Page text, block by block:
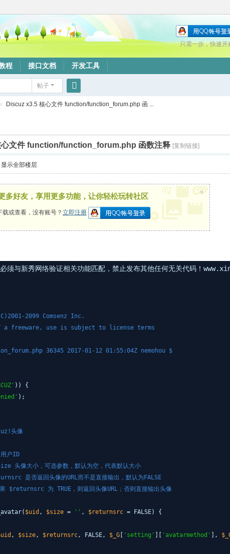
只需一步，快速开
程 接口文档 开发工具
帖子
搜
› Discuz x3.5 核心文件 function/function_forum.php 函 ...
心文件 function/function_forum.php 函数注释 [复制链接]
显示全部楼层
多好友，享用更多功能，让你轻松玩转社区
载或查看，没有账号？ 立即注册
×
须与新秀网络验证相关功能匹配，禁止发布其他任何无关代码！
2099 Comsenz Inc.
use is subject to license terms
36345 2017-01-12 01:55:04Z nemohou $
)) {
);
头像
户ID
头像大小，可选参数，默认为空，代表默认大小
是否返回头像的URL而不是直接输出，默认为FALSE
为 TRUE，则返回头像URL；否则直接输出头像
$uid , $size = '' , $returnsrc = FALSE) {
, $size, $returnsrc, FALSE, $_G 'setting' 'avatarmethod' ],